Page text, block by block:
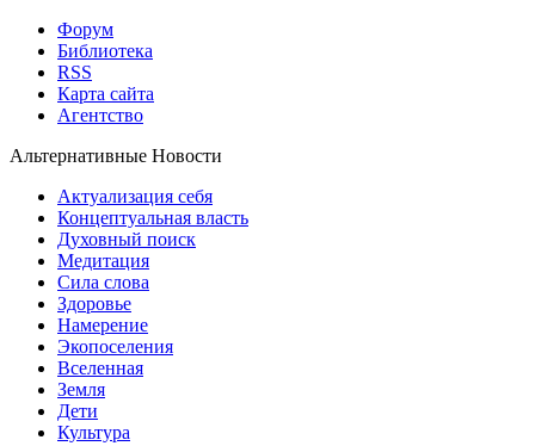
Форум
Библиотека
RSS
Карта сайта
Агентство
Альтернативные Новости
Актуализация себя
Концептуальная власть
Духовный поиск
Медитация
Сила слова
Здоровье
Намерение
Экопоселения
Вселенная
Земля
Дети
Культура